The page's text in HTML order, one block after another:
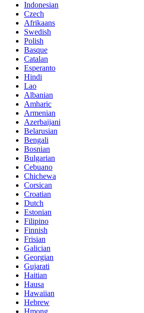
Indonesian
Czech
Afrikaans
Swedish
Polish
Basque
Catalan
Esperanto
Hindi
Lao
Albanian
Amharic
Armenian
Azerbaijani
Belarusian
Bengali
Bosnian
Bulgarian
Cebuano
Chichewa
Corsican
Croatian
Dutch
Estonian
Filipino
Finnish
Frisian
Galician
Georgian
Gujarati
Haitian
Hausa
Hawaiian
Hebrew
Hmong